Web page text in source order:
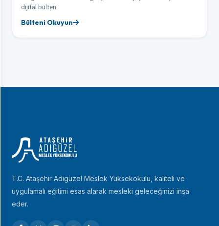
dijital bülten.
Bülteni Okuyun
T.C. Ataşehir Adıgüzel Meslek Yüksekokulu, kaliteli ve
uygulamalı eğitimi esas alarak mesleki geleceğinizi inşa
eder.